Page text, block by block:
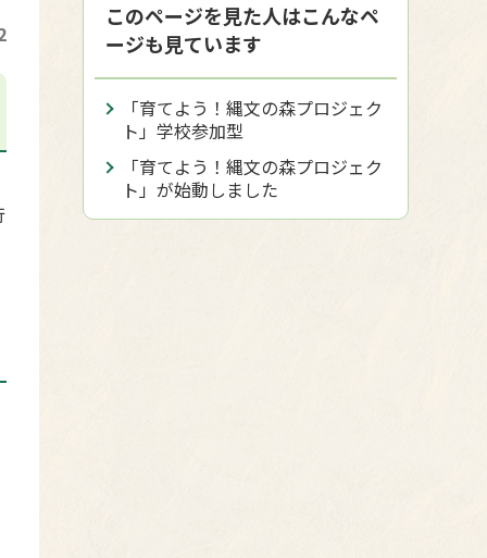
このページを見た人はこんなペ
ージも見ています
「育てよう！縄文の森プロジェク
ト」学校参加型
「育てよう！縄文の森プロジェク
ト」が始動しました